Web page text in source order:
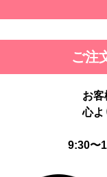
ご注
お
心よ
9:30〜